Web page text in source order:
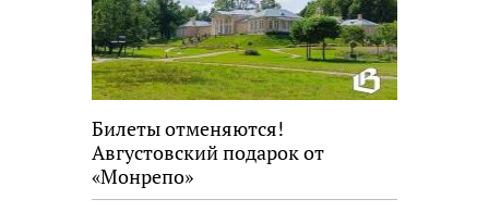
Билеты отменяются!
Августовский подарок от
«Монрепо»